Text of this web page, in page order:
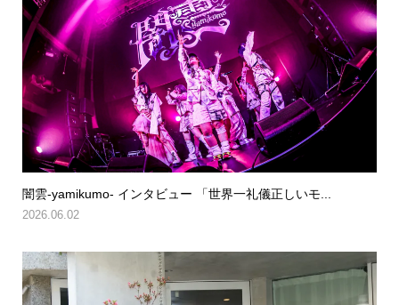
闇雲-yamikumo- インタビュー 「世界一礼儀正しいモ...
2026.06.02